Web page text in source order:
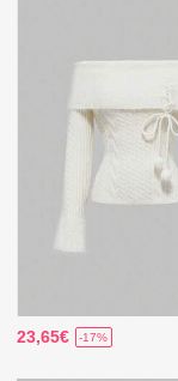
23,65€ -17%